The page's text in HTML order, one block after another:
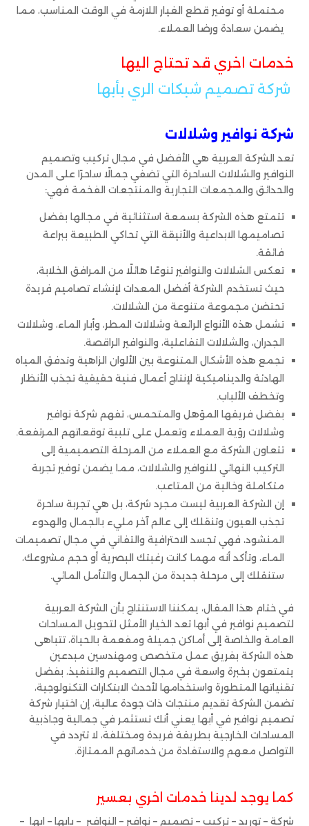
محتملة أو توفير قطع الغيار اللازمة في الوقت المناسب، مما
يضمن سعادة ورضا العملاء.
خدمات اخري قد تحتاج اليها
شركة تصميم شبكات الري بأبها
شركة نوافير وشلالات
تعد الشركة العربية هي الأفضل في مجال تركيب وتصميم
النوافير والشلالات الساحرة التي تضفي جمالًا ساحرًا على المدن
والحدائق والمجمعات التجارية والمنتجعات الفخمة فهي:
تتمتع هذه الشركة بسمعة استثنائية في مجالها بفضل
تصاميمها الابداعية والأنيقة التي تحاكي الطبيعة ببراعة
فائقة.
تعكس الشلالات والنوافير تنوعًا هائلًا من المرافق الخلابة،
حيث تستخدم الشركة أفضل المعدات لإنشاء تصاميم فريدة
تحتضن مجموعة متنوعة من الشلالات.
تشمل هذه الأنواع الرائعة وشلالات المطر، وأبار الماء، وشلالات
الجدران، والشلالات التفاعلية، والنوافير الراقصة.
تجمع هذه الأشكال المتنوعة بين الألوان الزاهية وتدفق المياه
الهادئة والديناميكية لإنتاج أعمال فنية حقيقية تجذب الأنظار
وتخطف الألباب.
بفضل فريقها المؤهل والمتحمس، تفهم شركة نوافير
وشلالات رؤية العملاء وتعمل على تلبية توقعاتهم المرتفعة.
تتعاون الشركة مع العملاء من المرحلة التصميمية إلى
التركيب النهائي للنوافير والشلالات، مما يضمن توفير تجربة
متكاملة وخالية من المتاعب.
إن الشركة العربية ليست مجرد شركة، بل هي تجربة ساحرة
تجذب العيون وتنقلك إلى عالم آخر مليء بالجمال والهدوء
المنشود، فهي تجسد الاحترافية والتفاني في مجال تصميمات
الماء، وتأكد أنه مهما كانت رغبتك البصرية أو حجم مشروعك،
ستنقلك إلى مرحلة جديدة من الجمال والتأمل المائي.
في ختام هذا المقال، يمكننا الاستنتاج بأن الشركة العربية
لتصميم نوافير في أبها تعد الخيار الأمثل لتحويل المساحات
العامة والخاصة إلى أماكن جميلة ومفعمة بالحياة، تتباهى
هذه الشركة بفريق عمل متخصص ومهندسين مبدعين
يتمتعون بخبرة واسعة في مجال التصميم والتنفيذ، بفضل
تقنياتها المتطورة واستخدامها لأحدث الابتكارات التكنولوجية،
تضمن الشركة تقديم منتجات ذات جودة عالية، إن اختيار شركة
تصميم نوافير في أبها يعني أنك تستثمر في جمالية وجاذبية
المساحات الخارجية بطريقة فريدة ومختلفة، لا تتردد في
التواصل معهم والاستفادة من خدماتهم الممتازة.
كما يوجد لدينا خدمات اخري بعسير
شركة – توريد – تركيب – تصميم – نوافير – النوافير – بابها – ابها –